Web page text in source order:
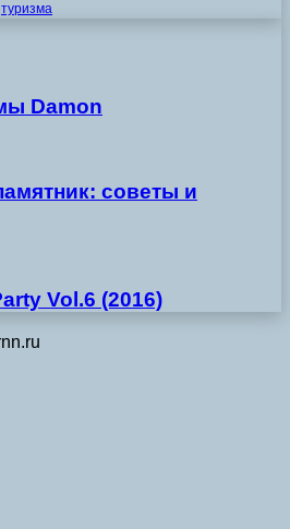
туризма
Damon
советы и
Vol.6 (2016)